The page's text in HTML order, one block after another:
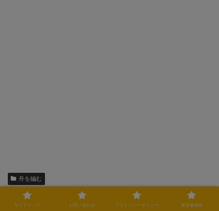
舟を編む
サイトマップ お問い合わせ プライバシーポリシー 運営者情報